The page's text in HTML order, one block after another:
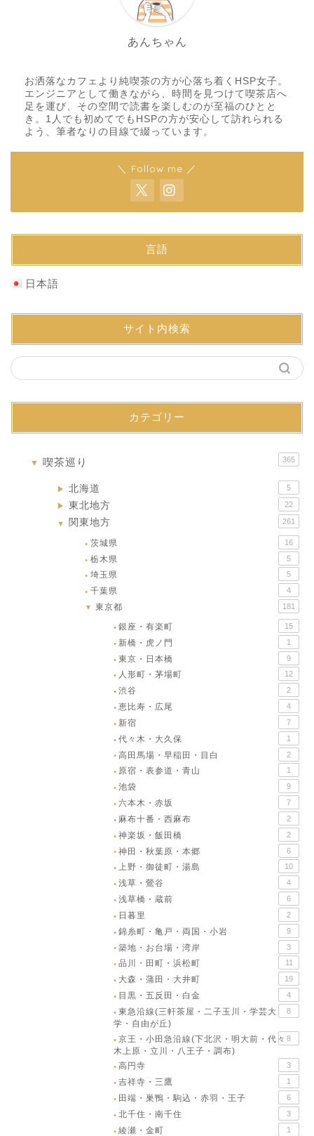
あんちゃん
お洒落なカフェより純喫茶の方が心落ち着くHSP女子。
エンジニアとして働きながら、時間を見つけて喫茶店へ
足を運び、その空間で読書を楽しむのが至福のひとと
き。1人でも初めてでもHSPの方が安心して訪れられる
よう、筆者なりの目線で綴っています。
＼ Follow me ／
言語
日本語
サイト内検索
カテゴリー
▼ 喫茶巡り 365
▶ 北海道 5
▶ 東北地方 22
▼ 関東地方 261
● 茨城県 16
● 栃木県 5
● 埼玉県 5
● 千葉県 4
▼ 東京都 181
● 銀座・有楽町 15
● 新橋・虎ノ門 1
● 東京・日本橋 9
● 人形町・茅場町 12
● 渋谷 2
● 恵比寿・広尾 4
● 新宿 7
● 代々木・大久保 1
● 高田馬場・早稲田・目白 2
● 原宿・表参道・青山 1
● 池袋 9
● 六本木・赤坂 7
● 麻布十番・西麻布 2
● 神楽坂・飯田橋 2
● 神田・秋葉原・本郷 6
● 上野・御徒町・湯島 10
● 浅草・鶯谷 4
● 浅草橋・蔵前 6
● 日暮里 2
● 錦糸町・亀戸・両国・小岩 9
● 築地・お台場・湾岸 3
● 品川・田町・浜松町 11
● 大森・蒲田・大井町 19
● 目黒・五反田・白金 4
● 東急沿線(三軒茶屋・二子玉川・学芸大
学・自由が丘)
8
● 京王・小田急沿線(下北沢・明大前・代々
木上原・立川・八王子・調布)
8
● 高円寺 3
● 吉祥寺・三鷹 1
● 田端・巣鴨・駒込・赤羽・王子 6
● 北千住・南千住 3
● 綾瀬・金町 1